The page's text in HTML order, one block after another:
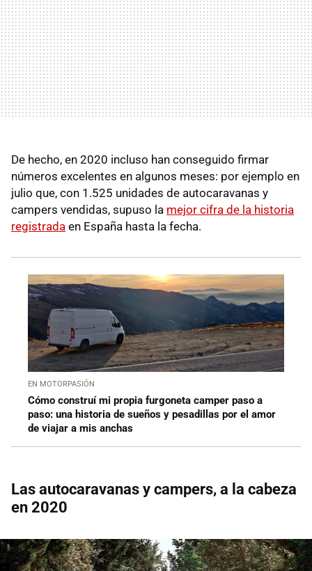
De hecho, en 2020 incluso han conseguido firmar
números excelentes en algunos meses: por ejemplo en
julio que, con 1.525 unidades de autocaravanas y
campers vendidas, supuso la mejor cifra de la historia
registrada en España hasta la fecha.
EN MOTORPASIÓN
Cómo construí mi propia furgoneta camper paso a
paso: una historia de sueños y pesadillas por el amor
de viajar a mis anchas
Las autocaravanas y campers, a la cabeza
en 2020